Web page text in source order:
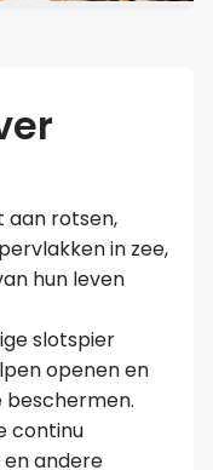
aan rotsen,
in zee,
hun leven
slotspier
openen en
beschermen.
continu
andere